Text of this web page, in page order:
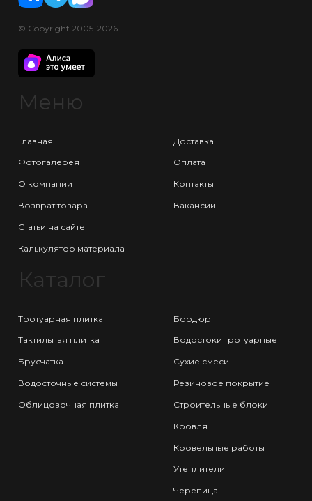
© Copyright 2005-2026
Меню
Главная
Фотогалерея
О компании
Возврат товара
Статьи на сайте
Калькулятор материала
Доставка
Оплата
Контакты
Вакансии
Каталог
Тротуарная плитка
Тактильная плитка
Брусчатка
Водосточные системы
Облицовочная плитка
Бордюр
Водостоки тротуарные
Сухие смеси
Резиновое покрытие
Строительные блоки
Кровля
Кровельные работы
Утеплители
Черепица